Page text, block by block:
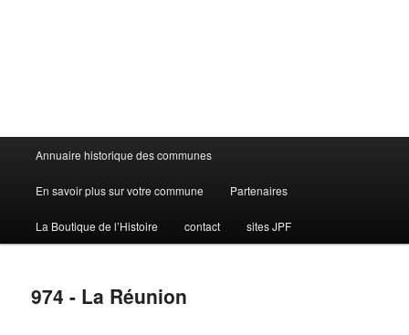
principal
Annuaire historique des communes
En savoir plus sur votre commune Partenaires
La Boutique de l’Histoire contact sites JPF
974 - La Réunion